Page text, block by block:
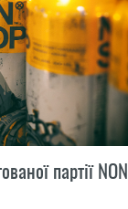
партії NON